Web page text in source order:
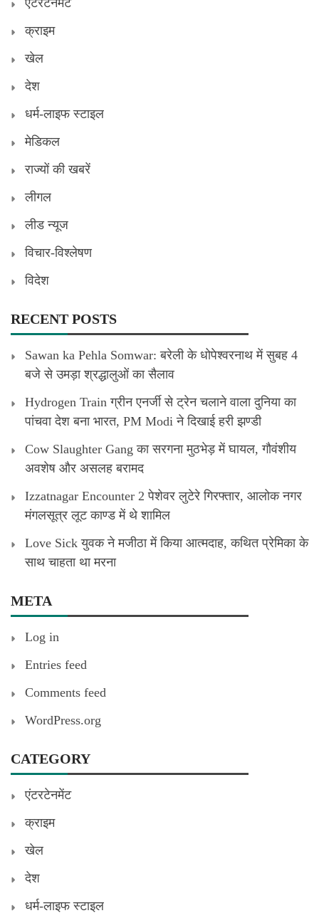
क्राइम
खेल
देश
धर्म-लाइफ स्टाइल
मेडिकल
राज्यों की खबरें
लीगल
लीड न्यूज
विचार-विश्लेषण
विदेश
RECENT POSTS
Sawan ka Pehla Somwar: बरेली के धोपेश्वरनाथ में सुबह 4
बजे से उमड़ा श्रद्धालुओं का सैलाव
Hydrogen Train ग्रीन एनर्जी से ट्रेन चलाने वाला दुनिया का
पांचवा देश बना भारत, PM Modi ने दिखाई हरी झण्डी
Cow Slaughter Gang का सरगना मुठभेड़ में घायल, गौवंशीय
अवशेष और असलह बरामद
Izzatnagar Encounter 2 पेशेवर लुटेरे गिरफ्तार, आलोक नगर
मंगलसूत्र लूट काण्‍ड में थे शामिल
Love Sick युवक ने मजीठा में किया आत्मदाह, कथित प्रेमिका के
साथ चाहता था मरना
META
Log in
Entries feed
Comments feed
WordPress.org
CATEGORY
एंटरटेनमेंट
क्राइम
खेल
देश
धर्म-लाइफ स्टाइल